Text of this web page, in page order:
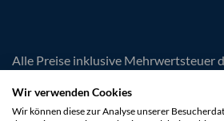
Alle Preise inklusive Mehrwertsteuer
* Bis zu 50 % Last Minute Rabatt gilt
Wir verwenden Cookies
Wir können diese zur Analyse unserer